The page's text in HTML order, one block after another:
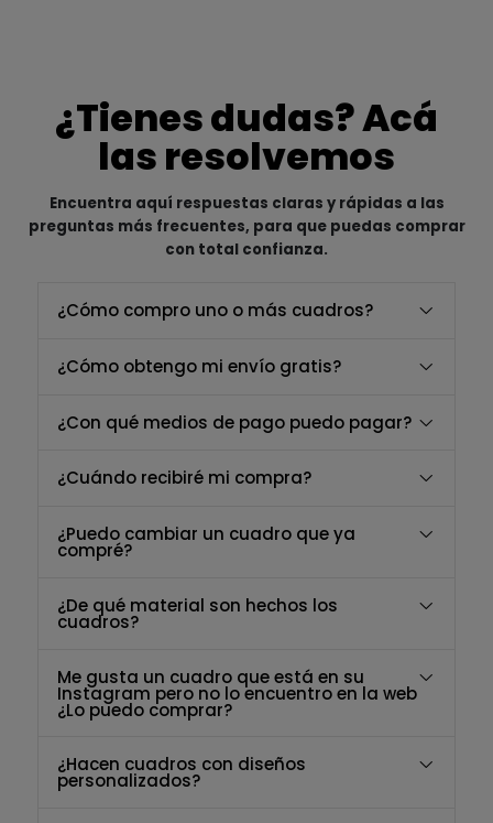
¿Tienes dudas? Acá
las resolvemos
Encuentra aquí respuestas claras y rápidas a las
preguntas más frecuentes, para que puedas comprar
con total confianza.
¿Cómo compro uno o más cuadros?
¿Cómo obtengo mi envío gratis?
¿Con qué medios de pago puedo pagar?
¿Cuándo recibiré mi compra?
¿Puedo cambiar un cuadro que ya
compré?
¿De qué material son hechos los
cuadros?
Me gusta un cuadro que está en su
Instagram pero no lo encuentro en la web
¿Lo puedo comprar?
¿Hacen cuadros con diseños
personalizados?